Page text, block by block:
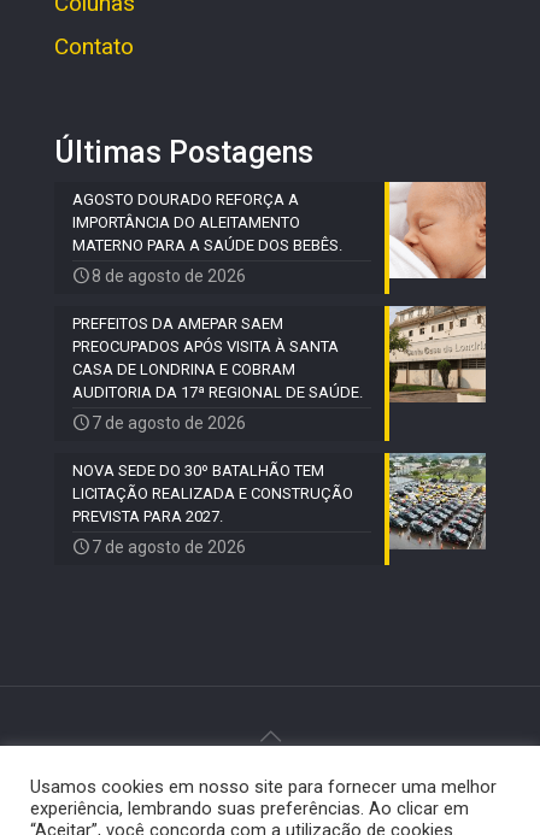
Contato
Últimas Postagens
AGOSTO DOURADO REFORÇA A
IMPORTÂNCIA DO ALEITAMENTO
MATERNO PARA A SAÚDE DOS BEBÊS.
8 de agosto de 2026
PREFEITOS DA AMEPAR SAEM
PREOCUPADOS APÓS VISITA À SANTA
CASA DE LONDRINA E COBRAM
AUDITORIA DA 17ª REGIONAL DE SAÚDE.
7 de agosto de 2026
NOVA SEDE DO 30º BATALHÃO TEM
LICITAÇÃO REALIZADA E CONSTRUÇÃO
PREVISTA PARA 2027.
7 de agosto de 2026
© 2024 Paiquerê - Todos os direitos reservados |
Desenvolvido porElemento Visual .
Usamos cookies em nosso site para fornecer uma melhor
experiência, lembrando suas preferências. Ao clicar em
“Aceitar”, você concorda com a utilização de cookies.